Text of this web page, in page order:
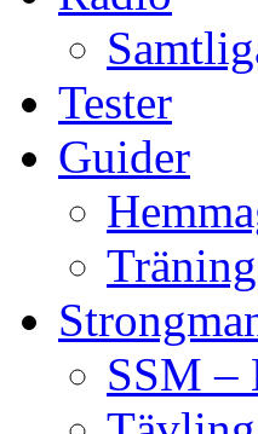
Tester
Guider
SSM –